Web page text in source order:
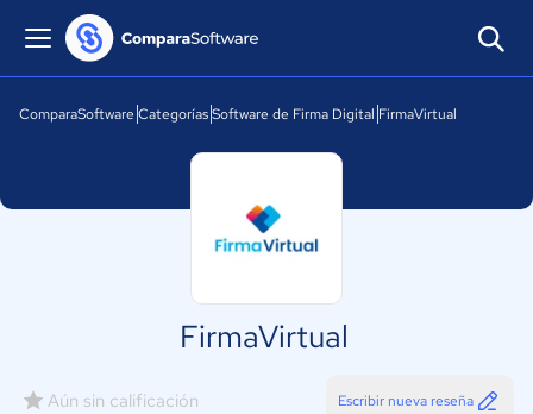
ComparaSoftware CategoríasSoftware de Firma Digital FirmaVirtual
FirmaVirtual
Aún sin calificación Escribir nueva reseña